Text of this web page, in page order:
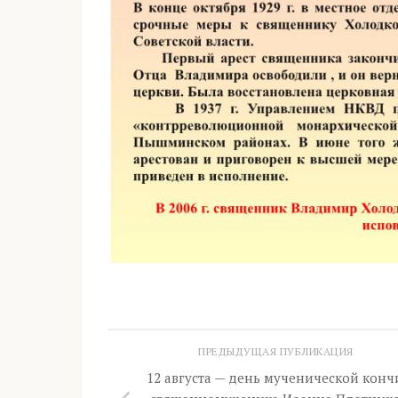
ПРЕДЫДУЩАЯ ПУБЛИКАЦИЯ
12 августа — день мученической